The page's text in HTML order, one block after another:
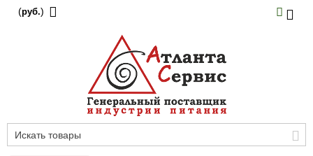
(руб.)